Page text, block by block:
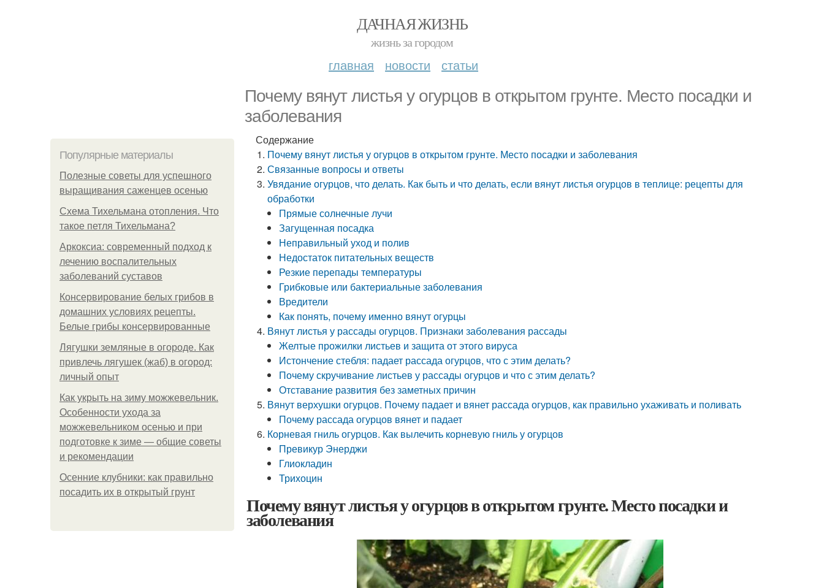
ДАЧНАЯ ЖИЗНЬ
жизнь за городом
главная новости статьи
Почему вянут листья у огурцов в открытом грунте. Место посадки и
заболевания
Популярные материалы
Полезные советы для успешного
выращивания саженцев осенью
Схема Тихельмана отопления. Что
такое петля Тихельмана?
Аркоксиа: современный подход к
лечению воспалительных
заболеваний суставов
Консервирование белых грибов в
домашних условиях рецепты.
Белые грибы консервированные
Лягушки земляные в огороде. Как
привлечь лягушек (жаб) в огород:
личный опыт
Как укрыть на зиму можжевельник.
Особенности ухода за
можжевельником осенью и при
подготовке к зиме — общие советы
и рекомендации
Осенние клубники: как правильно
посадить их в открытый грунт
Содержание
Почему вянут листья у огурцов в открытом грунте. Место посадки и заболевания
Связанные вопросы и ответы
Увядание огурцов, что делать. Как быть и что делать, если вянут листья огурцов в теплице: рецепты для
обработки
Прямые солнечные лучи
Загущенная посадка
Неправильный уход и полив
Недостаток питательных веществ
Резкие перепады температуры
Грибковые или бактериальные заболевания
Вредители
Как понять, почему именно вянут огурцы
Вянут листья у рассады огурцов. Признаки заболевания рассады
Желтые прожилки листьев и защита от этого вируса
Истончение стебля: падает рассада огурцов, что с этим делать?
Почему скручивание листьев у рассады огурцов и что с этим делать?
Отставание развития без заметных причин
Вянут верхушки огурцов. Почему падает и вянет рассада огурцов, как правильно ухаживать и поливать
Почему рассада огурцов вянет и падает
Корневая гниль огурцов. Как вылечить корневую гниль у огурцов
Превикур Энерджи
Глиокладин
Трихоцин
Почему вянут листья у огурцов в открытом грунте. Место посадки и
заболевания